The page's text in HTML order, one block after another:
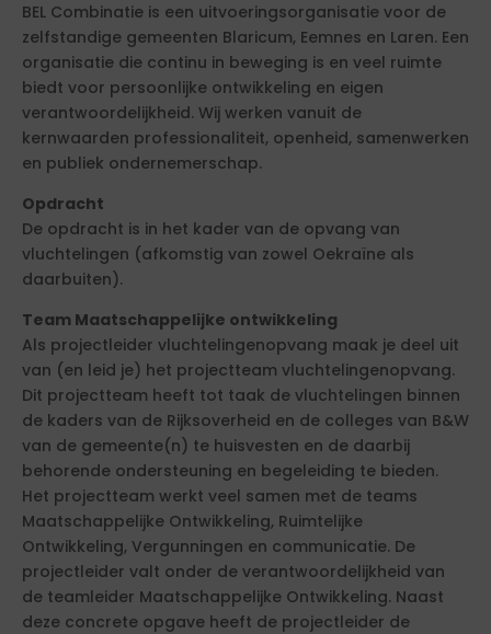
BEL Combinatie is een uitvoeringsorganisatie voor de
zelfstandige gemeenten Blaricum, Eemnes en Laren. Een
organisatie die continu in beweging is en veel ruimte
biedt voor persoonlijke ontwikkeling en eigen
verantwoordelijkheid. Wij werken vanuit de
kernwaarden professionaliteit, openheid, samenwerken
en publiek ondernemerschap.
Opdracht
De opdracht is in het kader van de opvang van
vluchtelingen (afkomstig van zowel Oekraïne als
daarbuiten).
Team Maatschappelijke ontwikkeling
Als projectleider vluchtelingenopvang maak je deel uit
van (en leid je) het projectteam vluchtelingenopvang.
Dit projectteam heeft tot taak de vluchtelingen binnen
de kaders van de Rijksoverheid en de colleges van B&W
van de gemeente(n) te huisvesten en de daarbij
behorende ondersteuning en begeleiding te bieden.
Het projectteam werkt veel samen met de teams
Maatschappelijke Ontwikkeling, Ruimtelijke
Ontwikkeling, Vergunningen en communicatie. De
projectleider valt onder de verantwoordelijkheid van
de teamleider Maatschappelijke Ontwikkeling. Naast
deze concrete opgave heeft de projectleider de